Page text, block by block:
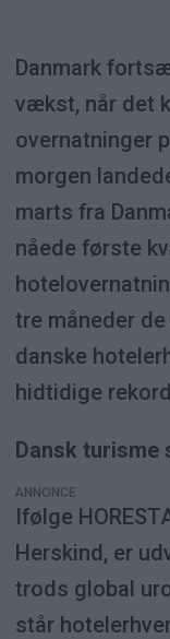
Danmark
vækst, når det
overnatninger
morgen
marts fra
nåede første
tre måneder
danske
hidtidige
Dansk
ANNONCE
Ifølge
Herskind, er
trods global
står